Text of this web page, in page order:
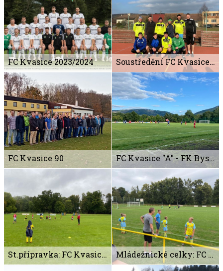
FC Kvasice 2023/2024 Soustředění FC Kvasice "B" 2023
FC Kvasice 90 FC Kvasice "A" - FK Bystřice pod Hostýnem
St.přípravka: FC Kvasice - FC Morkovice Mládežnické celky: FC Kvasice - FC Koryčany